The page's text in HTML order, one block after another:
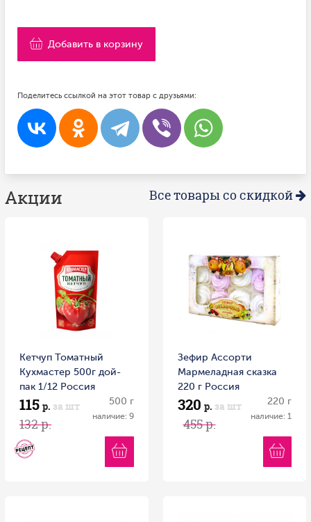
Добавить в корзину
Поделитесь ссылкой на этот товар с друзьями:
Акции Все товары со скидкой
Кетчуп Томатный
Кухмастер 500г дой-
пак 1/12 Россия
115 р. за шт
132 р.
500 г
наличие: 9
Зефир Ассорти
Мармеладная сказка
220 г Россия
320 р. за шт
455 р.
220 г
наличие: 1